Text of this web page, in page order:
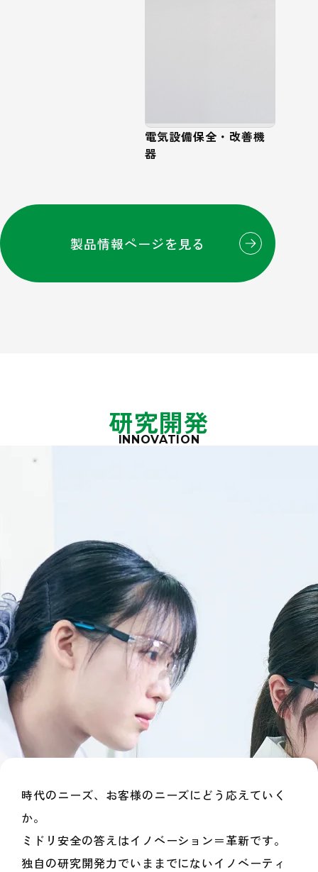
電気設備保全・改善機
器
製品情報ページを見る
研究開発
INNOVATION
時代のニーズ、お客様のニーズにどう応えていく
か。
ミドリ安全の答えはイノベーション＝革新です。
独自の研究開発力でいままでにないイノベーティ